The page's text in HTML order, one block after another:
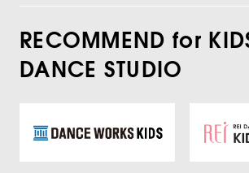
RECOMMEND for
DANCE STUDIO